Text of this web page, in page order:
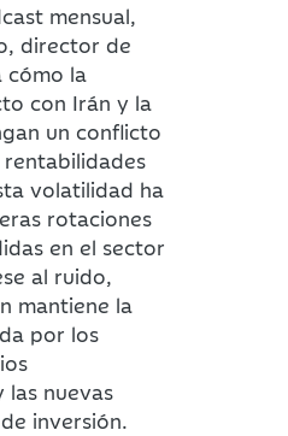
mensual,
director de
cómo la
con Irán y la
un conflicto
volatilidad ha
rotaciones
en el sector
al ruido,
mantiene la
por los
las nuevas
inversión.